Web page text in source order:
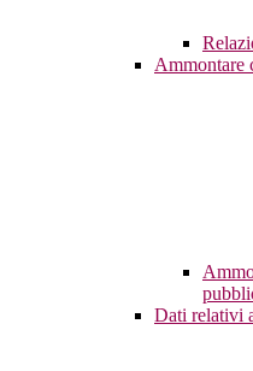
Ammontare
Dati relativi